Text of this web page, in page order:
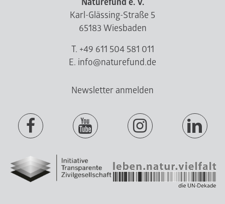
Naturefund e. V.
Karl-Glässing-Straße 5
65183 Wiesbaden
T. +49 611 504 581 011
E. info@naturefund.de
Newsletter anmelden